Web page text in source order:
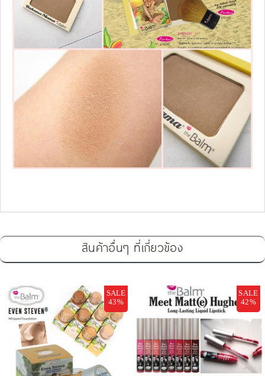
สินค้าอื่นๆ ที่เกี่ยวข้อง
SALE
43%
SALE
42%